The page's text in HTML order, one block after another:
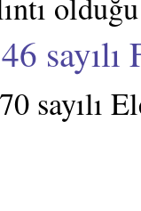
sayılı
sayılı